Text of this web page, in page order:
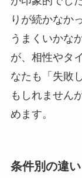
りが続かなか
うまくいかな
が、相性やタ
なたも「失敗
もしれません
めます。
条件別の違い